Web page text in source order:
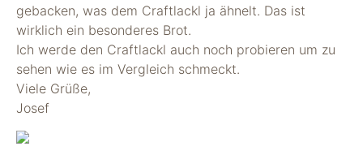
gebacken, was dem Craftlackl ja ähnelt. Das ist
wirklich ein besonderes Brot.
Ich werde den Craftlackl auch noch probieren um zu
sehen wie es im Vergleich schmeckt.
Viele Grüße,
Josef